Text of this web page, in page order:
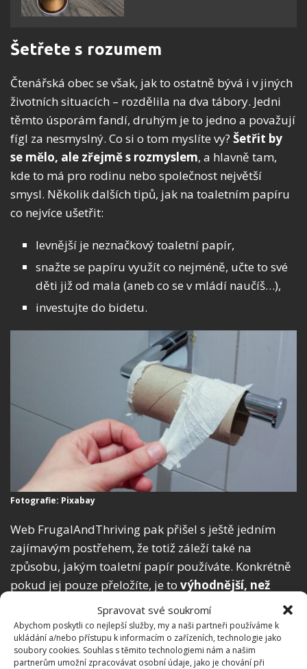
Spravovat své soukromí
Abychom poskytli co nejlepší služby, my a naši partneři používáme k
ukládání a/nebo přístupu k informacím o zařízeních, technologie jako
soubory cookies. Souhlas s těmito technologiemi nám a našim
partnerům umožní zpracovávat osobní údaje, jako je chování při
Šetřete s rozumem
Čtenářská obec se však, jak to ostatně bývá i v jiných
životních situacích – rozdělila na dva tábory. Jedni
těmto úsporám fandí, druhým je to jedno a považují
fígl za nesmyslný. Co si o tom myslíte vy? Šetřit by
se mělo, ale zřejmě s rozmyslem, a hlavně tam,
kde to má pro rodinu nebo společnost největší
smysl. Několik dalších tipů, jak na toaletním papíru
co nejvíce ušetřit:
levnější je neznačkový toaletní papír,
snažte se papíru využít co nejméně, učte to své
děti již od mala (aneb co se v mládí naučíš…),
investujte do bidetu.
Fotografie: Pixabay
Web FrugalAndThriving pak přišel s ještě jedním
zajímavým postřehem, že totiž záleží také na
způsobu, jakým toaletní papír používáte. Konkrétně
pokud jej pouze přeložíte, je to výhodnější, než
když jej zmuchláte
. Tady totiž platí fyzika,
přeložený poskytuje víc plochy. Na BydlímeÚtulně
jsme také psali o tom, že některé hospodyňky dávají
roličkutoaletního papíru do ledničky . Však ony vědí